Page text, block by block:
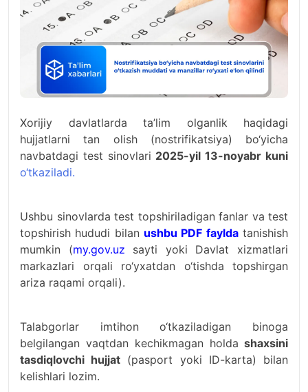
Xorijiy davlatlarda ta’lim olganlik haqidagi
hujjatlarni tan olish (nostrifikatsiya) bo‘yicha
navbatdagi test sinovlari 2025-yil 13-noyabr kuni
o‘tkaziladi.
Ushbu sinovlarda test topshiriladigan fanlar va test
topshirish hududi bilan ushbu PDF fayldatanishish
mumkin (my.gov.uz sayti yoki Davlat xizmatlari
markazlari orqali ro‘yxatdan o‘tishda topshirgan
ariza raqami orqali).
Talabgorlar imtihon o‘tkaziladigan binoga
belgilangan vaqtdan kechikmagan holda shaxsini
tasdiqlovchi hujjat (pasport yoki ID-karta) bilan
kelishlari lozim.